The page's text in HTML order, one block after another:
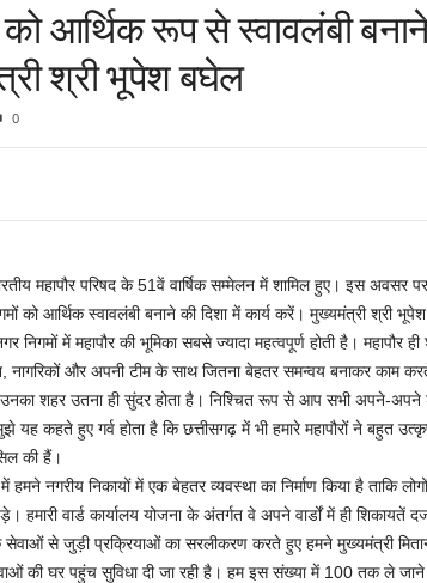
को आर्थिक रूप से स्वावलंबी
श्री भूपेश बघेल
0
महापौर परिषद के 51वें वार्षिक सम्मेलन में शामिल हुए। इस अवसर
को आर्थिक स्वावलंबी बनाने की दिशा में कार्य करें। मुख्यमंत्री श्री
निगमों में महापौर की भूमिका सबसे ज्यादा महत्वपूर्ण होती है। महापौर
नागरिकों और अपनी टीम के साथ जितना बेहतर समन्वय बनाकर काम
शहर उतना ही सुंदर होता है। निश्चित रूप से आप सभी अपने-अपने
यह कहते हुए गर्व होता है कि छत्तीसगढ़ में भी हमारे महापौरों ने बहुत
की हैं।
नगरीय निकायों में एक बेहतर व्यवस्था का निर्माण किया है ताकि
वार्ड कार्यालय योजना के अंतर्गत वे अपने वार्डों में ही शिकायतें
सेवाओं से जुड़ी प्रक्रियाओं का सरलीकरण करते हुए हमने मुख्यमंत्री
की घर पहुंच सुविधा दी जा रही है। हम इस संख्या में 100 तक ले जाने